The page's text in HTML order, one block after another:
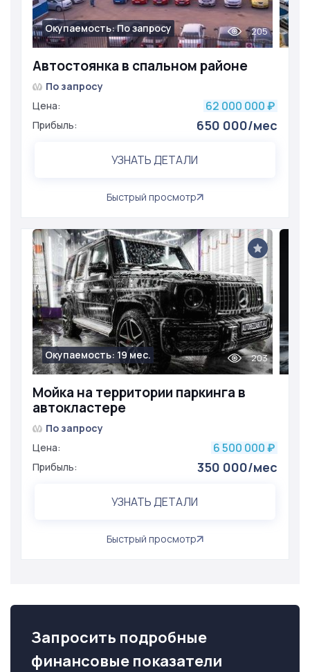
Автостоянка в спальном районе
Окупаемость: По запросу 205
По запросу
Цена:
62 000 000 ₽
Прибыль: 650 000/мес
УЗНАТЬ ДЕТАЛИ
Быстрый просмотр
Мойка на территории паркинга в
автокластере
Окупаемость: 19 мес. 203
По запросу
Цена:
6 500 000 ₽
Прибыль: 350 000/мес
УЗНАТЬ ДЕТАЛИ
Быстрый просмотр
Запросить подробные
финансовые показатели